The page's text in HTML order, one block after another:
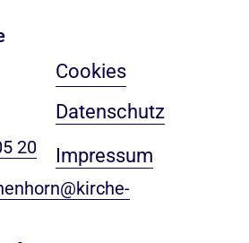
20
Cookies
Datenschutz
Impressum